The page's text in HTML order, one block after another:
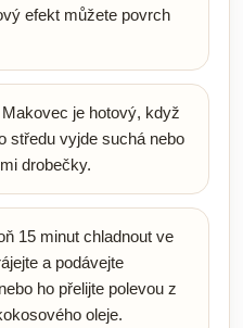
efekt můžete povrch
je hotový, když
středu vyjde suchá nebo
drobečky.
15 minut chladnout ve
a podávejte
ho přelijte polevou z
oleje.